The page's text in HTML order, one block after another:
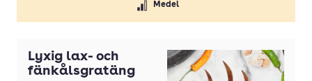
Medel
Lyxig lax- och
fänkålsgratäng